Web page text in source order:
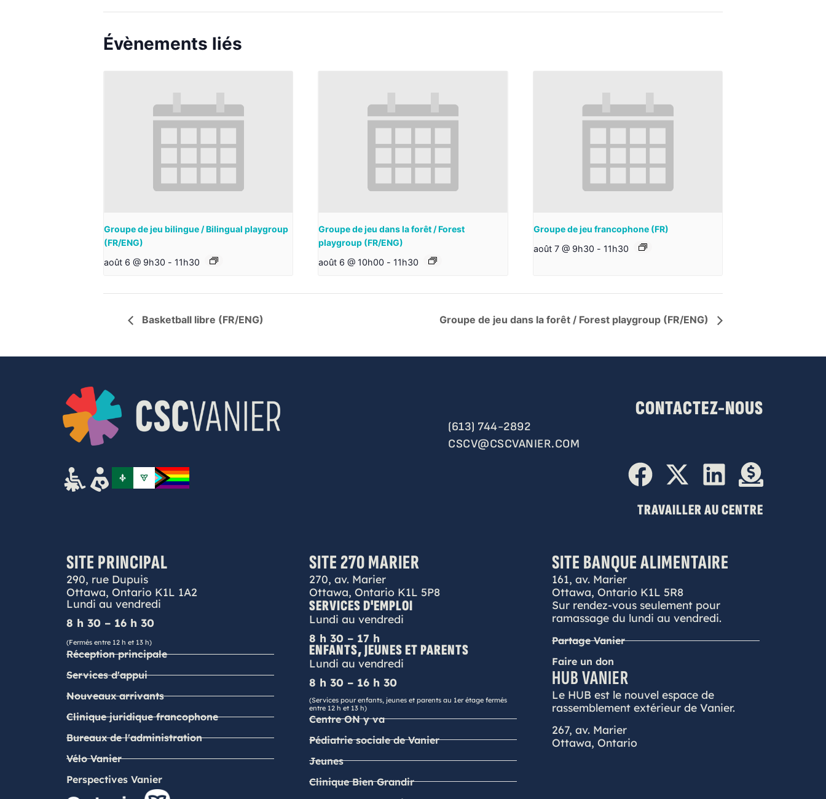
Évènements liés
Groupe de jeu bilingue / Bilingual playgroup
(FR/ENG)
août 6 @ 9h30 - 11h30
Groupe de jeu dans la forêt / Forest
playgroup (FR/ENG)
août 6 @ 10h00 - 11h30
Groupe de jeu francophone (FR)
août 7 @ 9h30 - 11h30
Basketball libre (FR/ENG) Groupe de jeu dans la forêt / Forest playgroup (FR/ENG)
CONTACTEZ-NOUS
(613) 744-2892
CSCV@CSCVANIER.COM
TRAVAILLER AU CENTRE
SITE PRINCIPAL
290, rue Dupuis
Ottawa, Ontario K1L 1A2
Lundi au vendredi
8 h 30 – 16 h 30
(Fermés entre 12 h et 13 h)
Réception principale
Services d'appui
Nouveaux arrivants
Clinique juridique francophone
Bureaux de l'administration
Vélo Vanier
Perspectives Vanier
SITE 270 MARIER
270, av. Marier
Ottawa, Ontario K1L 5P8
SERVICES D'EMPLOI
Lundi au vendredi
8 h 30 – 17 h
ENFANTS, JEUNES ET PARENTS
Lundi au vendredi
8 h 30 – 16 h 30
(Services pour enfants, jeunes et parents au 1er étage fermés
entre 12 h et 13 h)
Centre ON y va
Pédiatrie sociale de Vanier
Jeunes
Clinique Bien Grandir
SITE BANQUE ALIMENTAIRE
161, av. Marier
Ottawa, Ontario K1L 5R8
Sur rendez-vous seulement pour
ramassage du lundi au vendredi.
Partage Vanier
Faire un don
HUB VANIER
Le HUB est le nouvel espace de
rassemblement extérieur de Vanier.
267, av. Marier
Ottawa, Ontario